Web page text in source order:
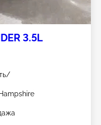
3.5L